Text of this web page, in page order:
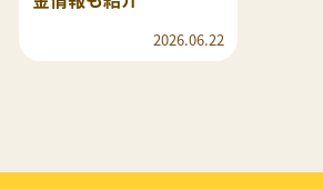
2026.06.22